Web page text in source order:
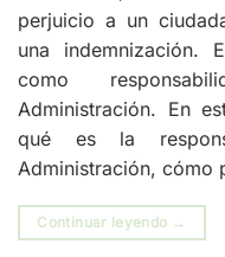
perjuicio a un
una indemnización.
como
Administración. En
qué es la
Administración, cómo
Continuar leyendo →